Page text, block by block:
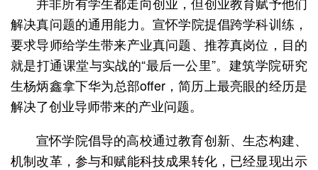
解决真问题的通用能力。宣怀学院提倡跨学科训练，
要求导师给学生带来产业真问题、推荐真岗位，目的
就是打通课堂与实战的“最后一公里”。建筑学院研究
生杨炳鑫拿下华为总部offer，简历上最亮眼的经历是
解决了创业导师带来的产业问题。
宣怀学院倡导的高校通过教育创新、生态构建、
机制改革，参与和赋能科技成果转化，已经显现出示